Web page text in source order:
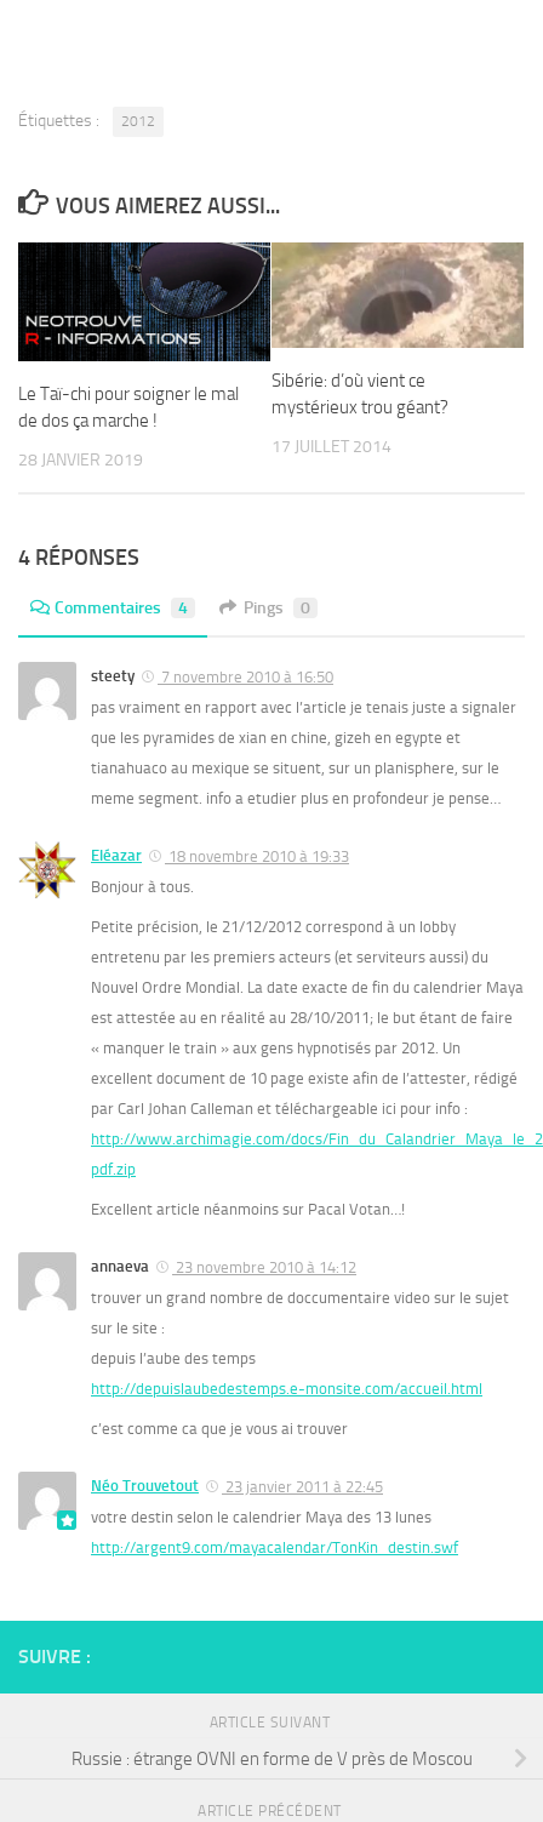
Étiquettes : 2012
VOUS AIMEREZ AUSSI...
Le Taï-chi pour soigner le mal
de dos ça marche !
28 JANVIER 2019
Sibérie: d’où vient ce
mystérieux trou géant?
17 JUILLET 2014
4 RÉPONSES
Commentaires 4 Pings 0
steety
7 novembre 2010 à 16:50
pas vraiment en rapport avec l’article je tenais juste a signaler
que les pyramides de xian en chine, gizeh en egypte et
tianahuaco au mexique se situent, sur un planisphere, sur le
meme segment. info a etudier plus en profondeur je pense…
Eléazar
18 novembre 2010 à 19:33
Bonjour à tous.
Petite précision, le 21/12/2012 correspond à un lobby
entretenu par les premiers acteurs (et serviteurs aussi) du
Nouvel Ordre Mondial. La date exacte de fin du calendrier Maya
est attestée au en réalité au 28/10/2011; le but étant de faire
« manquer le train » aux gens hypnotisés par 2012. Un
excellent document de 10 page existe afin de l’attester, rédigé
par Carl Johan Calleman et téléchargeable ici pour info :
http://www.archimagie.com/docs/
pdf.zip
Excellent article néanmoins sur Pacal Votan…!
annaeva
23 novembre 2010 à 14:12
trouver un grand nombre de doccumentaire video sur le sujet
sur le site :
depuis l’aube des temps
http://depuislaubedestemps.e-monsite.com/accueil.html
c’est comme ca que je vous ai trouver
Néo Trouvetout
23 janvier 2011 à 22:45
votre destin selon le calendrier Maya des 13 lunes
http://argent9.com/mayacalendar/TonKin_destin.swf
SUIVRE :
ARTICLE SUIVANT
Russie : étrange OVNI en forme de V près de Moscou
ARTICLE PRÉCÉDENT